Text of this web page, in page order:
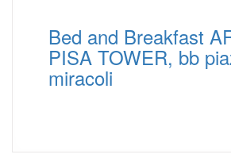
Bed and Breakfast
PISA TOWER, bb
miracoli